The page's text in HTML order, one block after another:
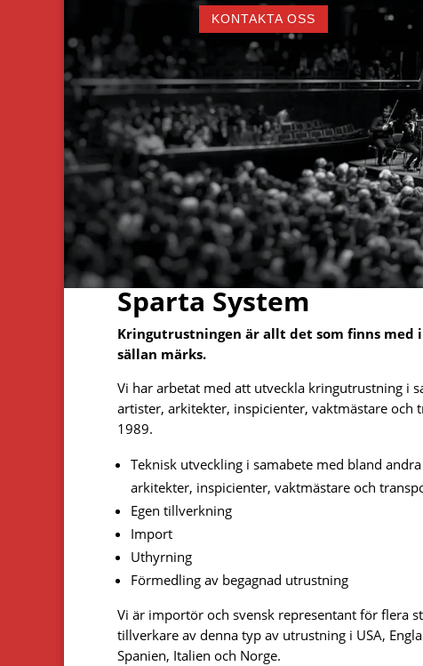
KONTAKTA OSS
Sparta System
Kringutrustningen är allt det som finns med i
sällan märks.
Vi har arbetat med att utveckla kringutrustning i
artister, arkitekter, inspicienter, vaktmästare och
1989.
Teknisk utveckling i samabete med bland
arkitekter, inspicienter, vaktmästare och
Egen tillverkning
Import
Uthyrning
Förmedling av begagnad utrustning
Vi är importör och svensk representant för flera
tillverkare av denna typ av utrustning i USA,
Spanien, Italien och Norge.